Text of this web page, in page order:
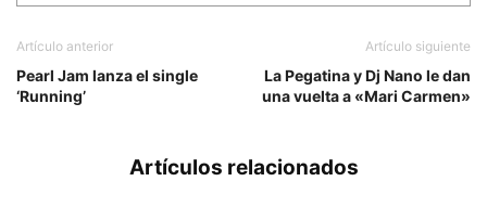
Artículo anterior
Pearl Jam lanza el single
‘Running’
Artículo siguiente
La Pegatina y Dj Nano le dan
una vuelta a «Mari Carmen»
Artículos relacionados